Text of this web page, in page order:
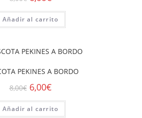
Añadir al carrito
PEKINES A BORDO
8,00€ 6,00€
Añadir al carrito